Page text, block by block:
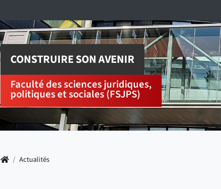
CONSTRUIRE SON AVENIR
Faculté des sciences juridiques,
politiques et sociales (FSJPS)
Accueil
/ Actualités